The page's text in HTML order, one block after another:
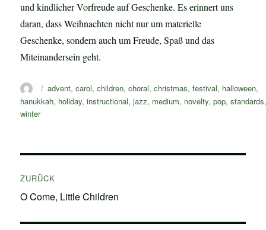
und kindlicher Vorfreude auf Geschenke. Es erinnert uns
daran, dass Weihnachten nicht nur um materielle
Geschenke, sondern auch um Freude, Spaß und das
Miteinandersein geht.
AutorSchlagwörter
advent,carol,children,choral,christmas,festival, halloween,
hanukkah, holiday,instructional,jazz, medium, novelty,pop,standards
winter
ZURÜCK
Vorheriger
O Come, Little Children